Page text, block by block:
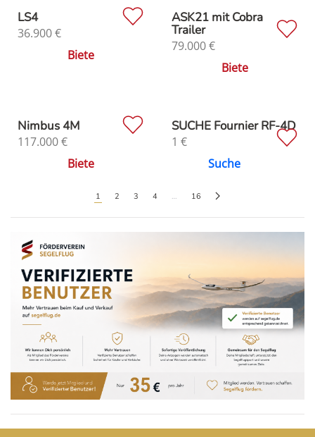
LS4
36.900€
Biete
ASK21 mit Cobra
Trailer
79.000€
Biete
Nimbus 4M
117.000€
Biete
SUCHE Fournier RF-4D
1 €
Suche
1 2 3 4 … 16